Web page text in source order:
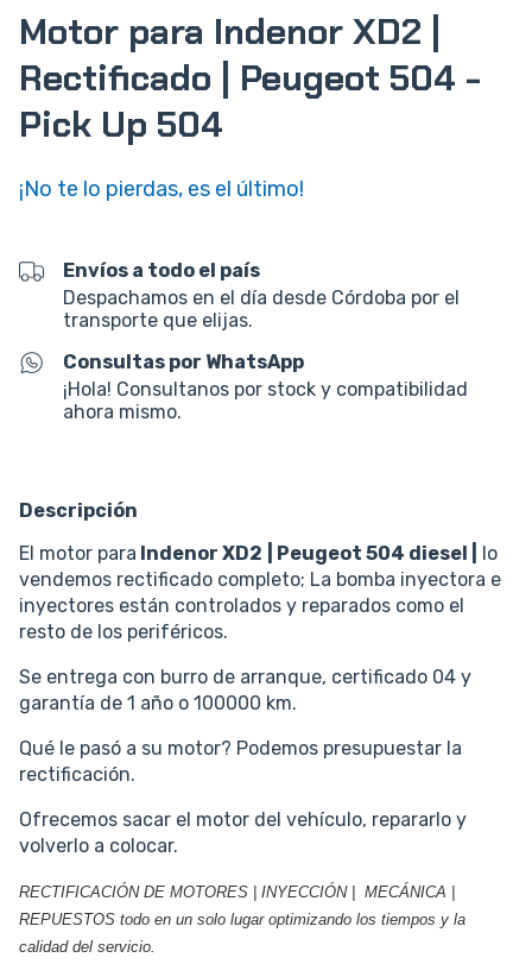
Motor para Indenor XD2 |
Rectificado | Peugeot 504 -
Pick Up 504
¡No te lo pierdas, es el último!
Envíos a todo el país
Despachamos en el día desde Córdoba por el
transporte que elijas.
Consultas por WhatsApp
¡Hola! Consultanos por stock y compatibilidad
ahora mismo.
Descripción
El motor para Indenor XD2 | Peugeot 504 diesel |
lo
vendemos rectificado completo; La bomba inyectora e
inyectores están controlados y reparados como el
resto de los periféricos.
Se entrega con burro de arranque, certificado 04 y
garantía de 1 año o 100000 km.
Qué le pasó a su motor? Podemos presupuestar la
rectificación.
Ofrecemos sacar el motor del vehículo, repararlo y
volverlo a colocar.
RECTIFICACIÓN DE MOTORES | INYECCIÓN | MECÁNICA |
REPUESTOS todo en un solo lugar optimizando los tiempos y la
calidad del servicio.